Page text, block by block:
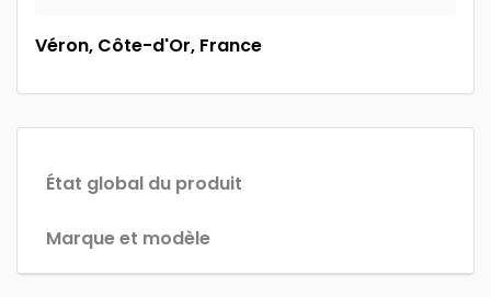
Véron, Côte-d'Or, France
État global du produit
Marque et modèle